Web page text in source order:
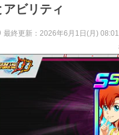
アビリティ
最終更新：2026年6月1日(月) 08:01